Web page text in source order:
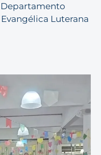
Luterana